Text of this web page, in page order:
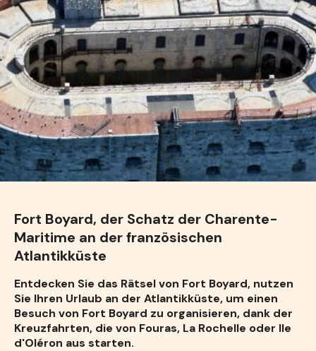
Fort Boyard, der Schatz der Charente-
Maritime an der französischen
Atlantikküste
Entdecken Sie das Rätsel von Fort Boyard, nutzen
Sie Ihren Urlaub an der Atlantikküste, um einen
Besuch von Fort Boyard zu organisieren, dank der
Kreuzfahrten, die von Fouras, La Rochelle oder Ile
d'Oléron aus starten.